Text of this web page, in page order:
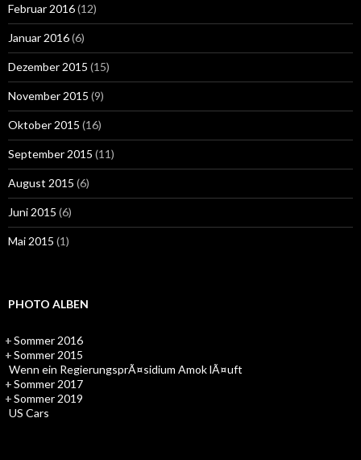
Februar 2016(12)
Januar 2016(6)
Dezember 2015 (15)
November 2015 (9)
Oktober 2015 (16)
September 2015 (11)
August 2015 (6)
Juni 2015 (6)
Mai 2015 (1)
PHOTO ALBEN
+Sommer 2016
+Sommer 2015
Wenn ein RegierungsprÃ¤sidium Amok lÃ¤uft
+Sommer 2017
+Sommer 2019
US Cars